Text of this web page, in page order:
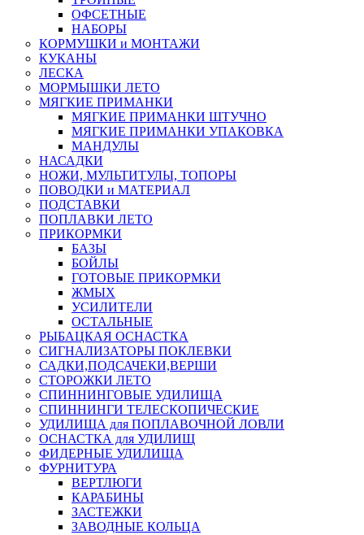
ОФСЕТНЫЕ
НАБОРЫ
КОРМУШКИ и МОНТАЖИ
КУКАНЫ
ЛЕСКА
МОРМЫШКИ ЛЕТО
МЯГКИЕ ПРИМАНКИ
МЯГКИЕ ПРИМАНКИ ШТУЧНО
МЯГКИЕ ПРИМАНКИ УПАКОВКА
МАНДУЛЫ
НАСАДКИ
НОЖИ, МУЛЬТИТУЛЫ, ТОПОРЫ
ПОВОДКИ и МАТЕРИАЛ
ПОДСТАВКИ
ПОПЛАВКИ ЛЕТО
ПРИКОРМКИ
БАЗЫ
БОЙЛЫ
ГОТОВЫЕ ПРИКОРМКИ
ЖМЫХ
УСИЛИТЕЛИ
ОСТАЛЬНЫЕ
РЫБАЦКАЯ ОСНАСТКА
СИГНАЛИЗАТОРЫ ПОКЛЕВКИ
САДКИ,ПОДСАЧЕКИ,ВЕРШИ
СТОРОЖКИ ЛЕТО
СПИННИНГОВЫЕ УДИЛИЩА
СПИННИНГИ ТЕЛЕСКОПИЧЕСКИЕ
УДИЛИЩА для ПОПЛАВОЧНОЙ ЛОВЛИ
ОСНАСТКА для УДИЛИЩ
ФИДЕРНЫЕ УДИЛИЩА
ФУРНИТУРА
ВЕРТЛЮГИ
КАРАБИНЫ
ЗАСТЕЖКИ
ЗАВОДНЫЕ КОЛЬЦА